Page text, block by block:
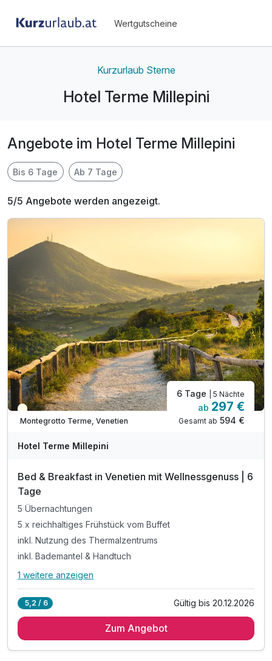
Wertgutscheine
Kurzurlaub Sterne
Hotel Terme Millepini
Angebote im Hotel Terme Millepini
Bis 6 Tage Ab 7 Tage
5/5 Angebote werden angezeigt.
Teilweise ausgelastet
Montegrotto Terme, Venetien
6 Tage | 5 Nächte
ab 297 €
Gesamt ab 594 €
Hotel Terme Millepini
Bed & Breakfast in Venetien mit Wellnessgenuss | 6
Tage
5 Übernachtungen
5 x reichhaltiges Frühstück vom Buffet
inkl. Nutzung des Thermalzentrums
inkl. Bademantel & Handtuch
Alle Inklusivleistungen
5 x reichhaltiges Frühstück vom Buffet
1 weitere anzeigen
5,2 / 6 Gültig bis 20.12.2026
Zum Angebot